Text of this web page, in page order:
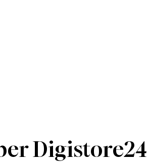
Digistore24